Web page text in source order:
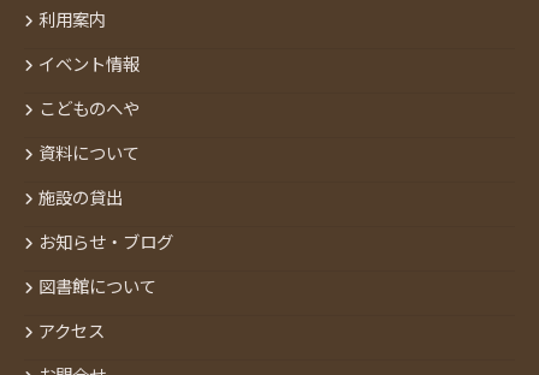
利用案内
イベント情報
こどものへや
資料について
施設の貸出
お知らせ・ブログ
図書館について
アクセス